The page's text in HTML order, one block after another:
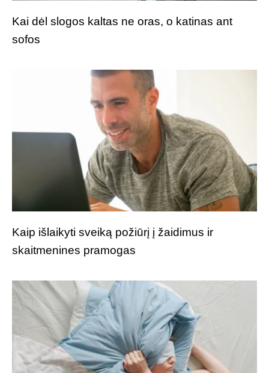
Kai dėl slogos kaltas ne oras, o katinas ant
sofos
Kaip išlaikyti sveiką požiūrį į žaidimus ir
skaitmenines pramogas